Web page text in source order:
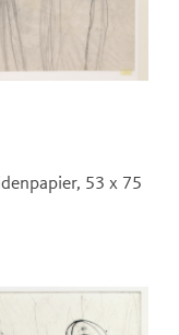
53 x 75